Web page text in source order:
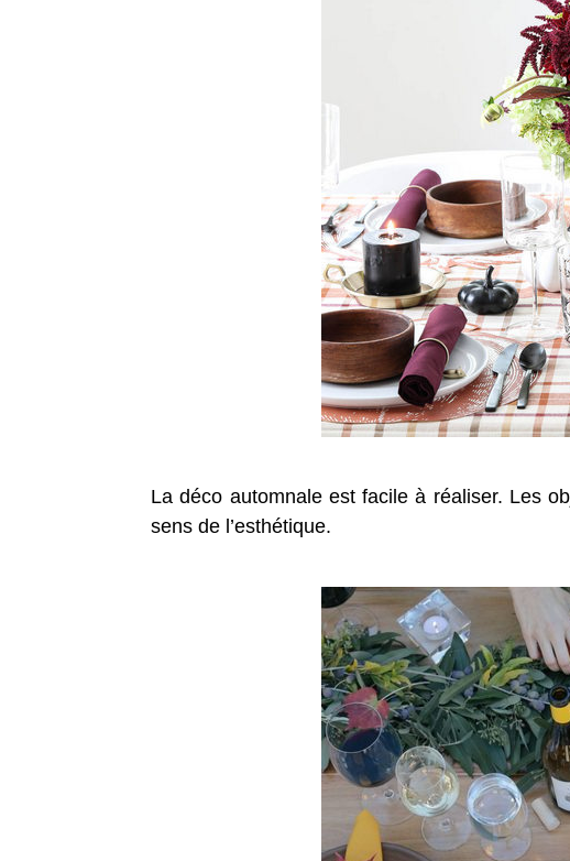
La déco automnale est facile à réaliser. Les
sens de l’esthétique.